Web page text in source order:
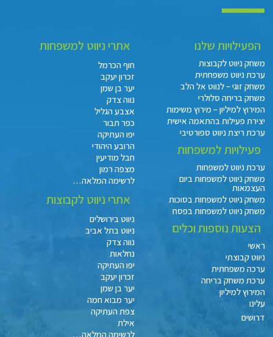
הפעילויות שלנו
משחק ניווט לקבוצות
ערכת ניווט משפחתית
משחק זוגי – לנווט אל הלב
משחק בריחה סלולרי
המירוץ למיליון – מירוץ משימות
יצירת פעילות בהתאמה אישית
ערכת ריצת ניווט ספורטיבי
פעילויות למשפחות
ערכת ניווט למשפחות
משחק ניווט למשפחות ביום
העצמאות
משחק ניווט למשפחות בסוכות
משחק ניווט למשפחות בפסח
הצעות נוספות וכלים
ראשי
ניווט קבוצתי
ערכה משפחתית
ערכת משחק בריחה
המירוץ למיליון
עלינו
דרושים
אתרי ניווט למשפחות
חוף הכרמל
זכרון יעקב
יער בן שמן
נווה צדק
אצבע הגליל
כפר תבור
יפו העתיקה
הרובע היהודי
חבל מודיעין
מצפה רמון
לרשימה המלאה…
אתרי ניווט לקבוצות
ניווט בירושלים
ניווט בתל אביב
נווה צדק
נחלאות
יפו העתיקה
זכרון יעקב
יער בן שמן
יער מבוא חמה
צפת העתיקה
אילת
לרשימה המלאה…